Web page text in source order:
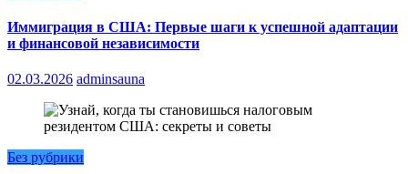
Иммиграция в США: Первые шаги к успешной адаптации
и финансовой независимости
02.03.2026 adminsauna
Без рубрики